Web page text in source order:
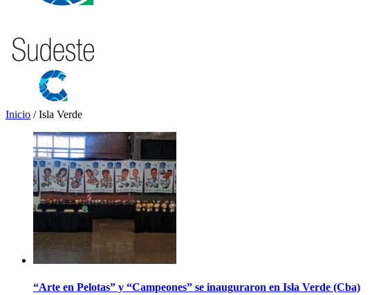
Inicio /Isla Verde
“Arte en Pelotas” y “Campeones” se inauguraron en Isla Verde (Cba)